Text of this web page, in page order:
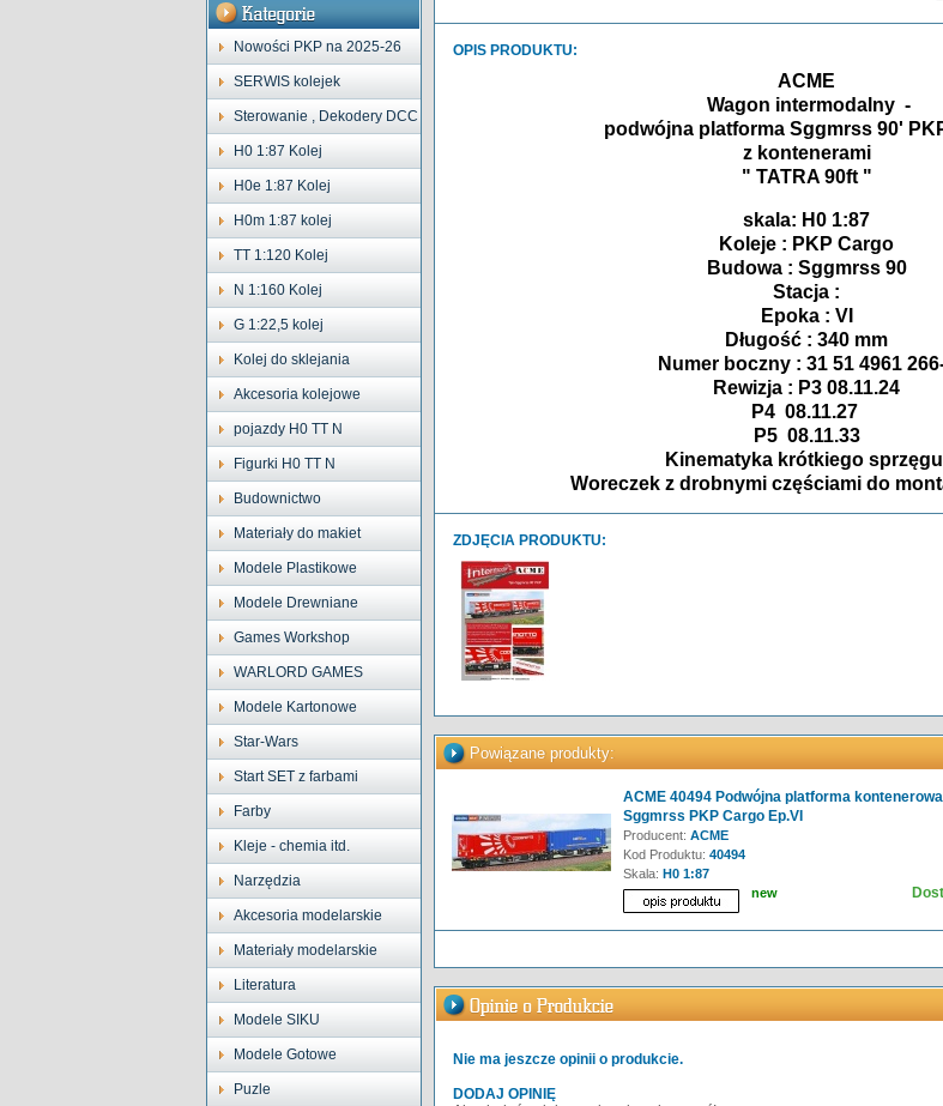
Nowości PKP na 2025-26
SERWIS kolejek
Sterowanie , Dekodery DCC
H0 1:87 Kolej
H0e 1:87 Kolej
H0m 1:87 kolej
TT 1:120 Kolej
N 1:160 Kolej
G 1:22,5 kolej
Kolej do sklejania
Akcesoria kolejowe
pojazdy H0 TT N
Figurki H0 TT N
Budownictwo
Materiały do makiet
Modele Plastikowe
Modele Drewniane
Games Workshop
WARLORD GAMES
Modele Kartonowe
Star-Wars
Start SET z farbami
Farby
Kleje - chemia itd.
Narzędzia
Akcesoria modelarskie
Materiały modelarskie
Literatura
Modele SIKU
Modele Gotowe
Puzle
OPIS PRODUKTU:
ACME
Wagon intermodalny -
podwójna platforma Sggmrss 90'
z kontenerami
" TATRA 90ft "
skala: H0 1:87
Koleje : PKP Cargo
Budowa : Sggmrss 90
Stacja :
Epoka : VI
Długość : 340 mm
Numer boczny : 31 51 4961
Rewizja : P3 08.11.24
P4 08.11.27
P5 08.11.33
Kinematyka krótkiego
Woreczek z drobnymi częściami do
ZDJĘCIA PRODUKTU:
Powiązane produkty:
ACME 40494 Podwójna platforma kontenerowa
Sggmrss PKP Cargo Ep.VI
Producent: ACME
Kod Produktu: 40494
Skala: H0 1:87
new
Nie ma jeszcze opinii o produkcie.
DODAJ OPINIĘ